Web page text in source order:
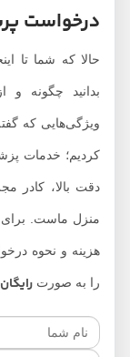
درخواست
حالا که شما تا اینجای
بدانید چگونه و از
ویژگی‌هایی که گفته شد
کردیم؛ خدمات پزشکی
دقت بالا، کادر
منزل ماست. برای
هزینه و نحوه
را به صورترایگاندر